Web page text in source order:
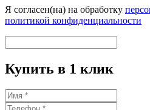
Я согласен(на) на обработку
политикой конфиденциальности
Купить в 1 клик